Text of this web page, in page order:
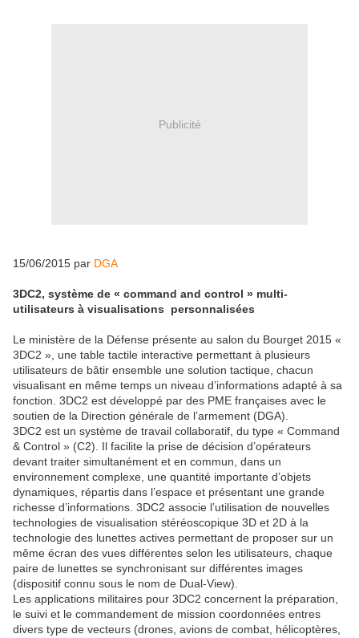
Publicité
15/06/2015 par DGA
3DC2, système de « command and control » multi-
utilisateurs à visualisations personnalisées
Le ministère de la Défense présente au salon du Bourget 2015 «
3DC2 », une table tactile interactive permettant à plusieurs
utilisateurs de bâtir ensemble une solution tactique, chacun
visualisant en même temps un niveau d’informations adapté à sa
fonction. 3DC2 est développé par des PME françaises avec le
soutien de la Direction générale de l’armement (DGA).
3DC2 est un système de travail collaboratif, du type « Command
& Control » (C2). Il facilite la prise de décision d’opérateurs
devant traiter simultanément et en commun, dans un
environnement complexe, une quantité importante d’objets
dynamiques, répartis dans l’espace et présentant une grande
richesse d’informations. 3DC2 associe l’utilisation de nouvelles
technologies de visualisation stéréoscopique 3D et 2D à la
technologie des lunettes actives permettant de proposer sur un
même écran des vues différentes selon les utilisateurs, chaque
paire de lunettes se synchronisant sur différentes images
(dispositif connu sous le nom de Dual-View).
Les applications militaires pour 3DC2 concernent la préparation,
le suivi et le commandement de mission coordonnées entres
divers type de vecteurs (drones, avions de combat, hélicoptères,